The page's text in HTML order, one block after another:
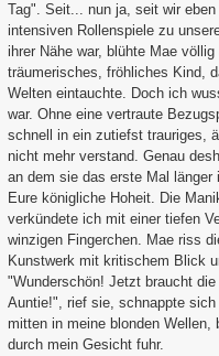
Tag". Seit... nun ja, seit wir
intensiven Rollenspiele zu
ihrer Nähe war, blühte Mae
träumerisches, fröhliches Kind,
Welten eintauchte. Doch ich
war. Ohne eine vertraute
schnell in ein zutiefst trauriges,
nicht mehr verstand. Genau
an dem sie das erste Mal
Eure königliche Hoheit. Die
verkündete ich mit einer tiefen
winzigen Fingerchen. Mae riss
Kunstwerk mit kritischem Blick
"Wunderschön! Jetzt braucht
Auntie!", rief sie, schnappte
mitten in meine blonden
durch mein Gesicht fuhr.